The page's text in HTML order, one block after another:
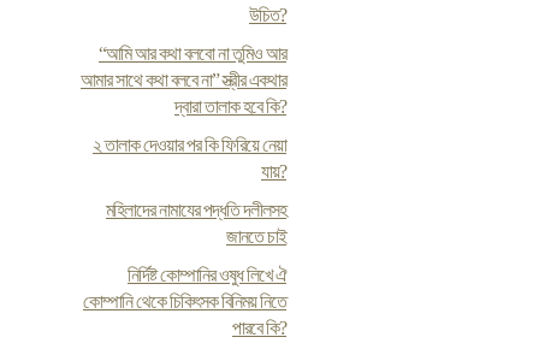
উচিত?
“আমি আর কথা বলবো না তুমিও আর
আমার সাথে কথা বলবে না” স্ত্রীর একথার
দ্বারা তালাক হবে কি?
২ তালাক দেওয়ার পর কি ফিরিয়ে নেয়া
যায়?
মহিলাদের নামাযের পদ্ধতি দলীলসহ
জানতে চাই
নির্দিষ্ট কোম্পানির ওষুধ লিখে ঐ
কোম্পানি থেকে চিকিৎসক বিনিময় নিতে
পারবে কি?